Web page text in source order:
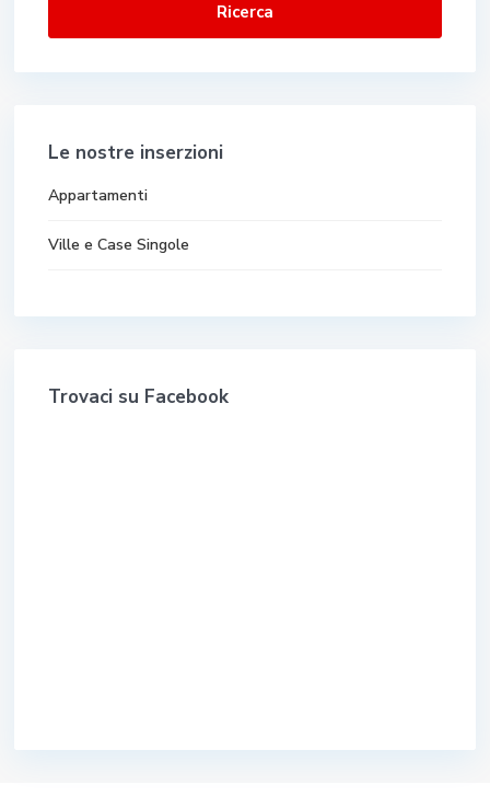
Ricerca
Le nostre inserzioni
Appartamenti
Ville e Case Singole
Trovaci su Facebook